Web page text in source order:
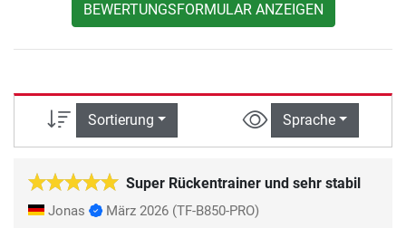
BEWERTUNGSFORMULAR ANZEIGEN
Sortierung Sprache
Super Rückentrainer und sehr stabil
Jonas März 2026 (TF-B850-PRO)